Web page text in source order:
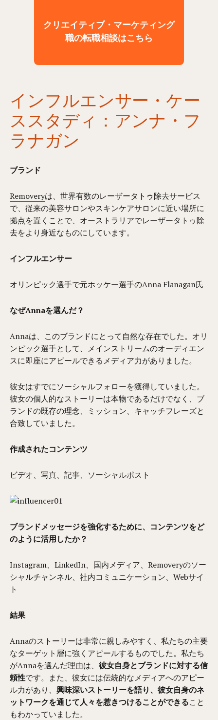
クリエイティブ・マーケティング
職の転職相談はこちら
インフルエンサー・ケー
ススタディ：アンナ・フ
ラナガン
ブランド
Removeryは、世界有数のレーザータトゥ除去サービス
で、従来の美容サロンやスキンケアサロンに近い場所に
拠点を置くことで、オーストラリアでレーザータトゥ除
去をより身近なものにしています。
インフルエンサー
オリンピック選手で元ホッケー選手のAnna Flanagan氏
なぜAnnaを選んだ？
Annaは、このブランドにとって自然な存在でした。オリ
ンピック選手として、メインストリームのオーディエン
スに即座にアピールできるメディア力がありました。
彼女はすでにソーシャルフォローを獲得していました。
彼女の個人的なストーリーは本物であるだけでなく、ブ
ランドの既存の理念、ミッション、キャッチフレーズと
合致していました。
作成されたコンテンツ
ビデオ、写真、記事、ソーシャルポスト
ブランドメッセージを強化するために、コンテンツをど
のように活用したか？
Instagram、LinkedIn、国内メディア、Removeryのソー
シャルチャンネル、社内コミュニケーション、Webサイ
ト
結果
Annaのストーリーは非常に親しみやすく、私たちの主要
なターゲット層に強くアピールするものでした。私たち
がAnnaを選んだ理由は、彼女自身とブランドに対する信
頼性です。また、彼女には伝統的なメディアへのアピー
ル力があり、興味深いストーリーを語り、彼女自身のネ
ットワークを通じて人々を惹きつけることができること
もわかっていました。